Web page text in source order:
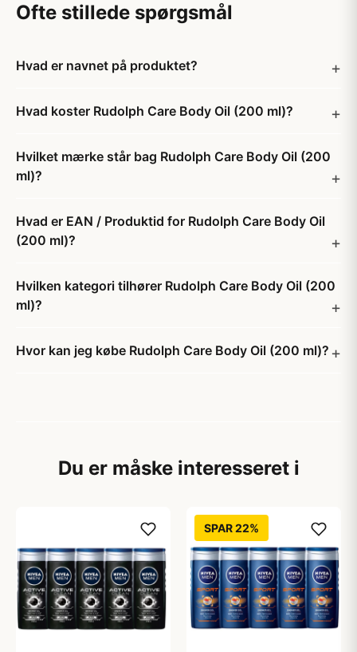
Ofte stillede spørgsmål
Hvad er navnet på produktet?
Hvad koster Rudolph Care Body Oil (200 ml)?
Hvilket mærke står bag Rudolph Care Body Oil (200
ml)?
Hvad er EAN / Produktid for Rudolph Care Body Oil
(200 ml)?
Hvilken kategori tilhører Rudolph Care Body Oil (200
ml)?
Hvor kan jeg købe Rudolph Care Body Oil (200 ml)?
Du er måske interesseret i
SPAR 22%